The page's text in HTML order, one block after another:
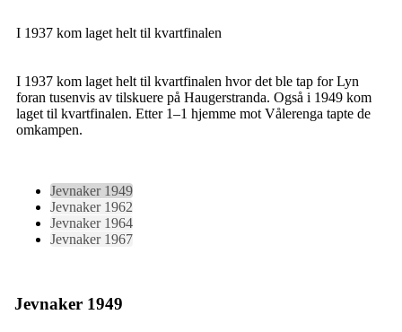
I 1937 kom laget helt til kvartfinalen
I 1937 kom laget helt til kvartfinalen hvor det ble tap for Lyn
foran tusenvis av tilskuere på Haugerstranda. Også i 1949 kom
laget til kvartfinalen. Etter 1–1 hjemme mot Vålerenga tapte de
omkampen.
Jevnaker 1949
Jevnaker 1962
Jevnaker 1964
Jevnaker 1967
Jevnaker 1949